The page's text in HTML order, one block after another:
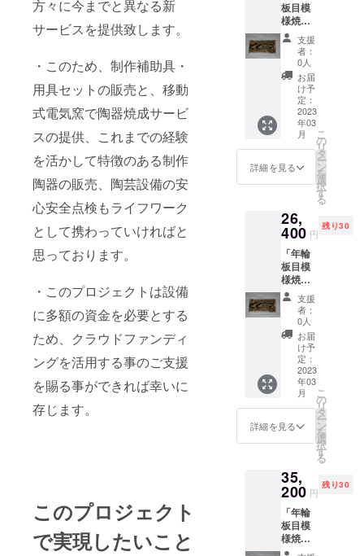
方々に今までと異なる新
サービスを提供致します。
・このため、制作補助具・
用具セットの販売と、移動
式電気窯で陶器焼成サービ
スの提供、これまでの経験
を活かして特徴のある制作
陶器の販売、陶芸設備の安
心安全点検もライフワーク
として携わっていければと
思っております。
・このプロジェクトは設備
に多額の資金を必要とする
ため、クラウドファンディ
ングを活用する事のご支援
を賜る事ができれば幸いに
存じます。
このプロジェクト
で実現したいこと
cm)
板目模
様焼」
の変形
高台付
き四角
平皿、
又は変
形三角
平皿の
何れか
１個、
及び
「年輪
柾目模
高台付
き四角
平皿１
個の２
個組
セッ
ト。 平
皿サイ
(W21c
m×D11
cm×H1.
5cm)
支援
者：
0人
お届
け予
定：
2023
年03
月
詳細を見る
こ
の
リ
タ
ー
ン
を
選
択
す
る
26,
400 円
残り30
「年輪
板目模
様焼」
変形高
台付き
四角平
皿及び
変形三
角平皿
の各1
個、及
び「年
輪柾目
模様
焼」の
四角平
皿1個の
3個組
セッ
ト。平
皿サイ
ズ
支援
者：
0人
お届
け予
定：
2023
年03
月
詳細を見る
こ
の
リ
タ
ー
ン
を
選
択
す
る
35,
200 円
残り30
「年輪
板目模
様焼」
の変形